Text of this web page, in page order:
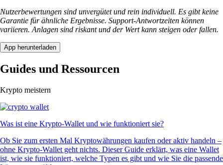
Nutzerbewertungen sind unvergütet und rein individuell. Es gibt keine
Garantie für ähnliche Ergebnisse. Support-Antwortzeiten können
variieren. Anlagen sind riskant und der Wert kann steigen oder fallen.
App herunterladen
Guides und Ressourcen
Krypto meistern
Was ist eine Krypto-Wallet und wie funktioniert sie?
Ob Sie zum ersten Mal Kryptowährungen kaufen oder aktiv handeln –
ohne Krypto-Wallet geht nichts. Dieser Guide erklärt, was eine Wallet
ist, wie sie funktioniert, welche Typen es gibt und wie Sie die passende